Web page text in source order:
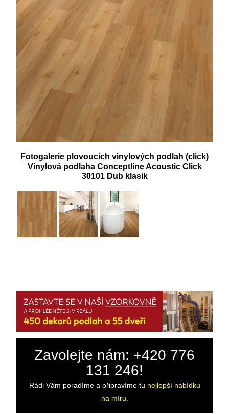
Fotogalerie plovoucích vinylových podlah (click)
Vinylová podlaha Conceptline Acoustic Click
30101 Dub klasik
Zavolejte nám: +420 776
131 246!
Rádi Vám poradíme a připravíme tu nejlepší nabídku
na míru.